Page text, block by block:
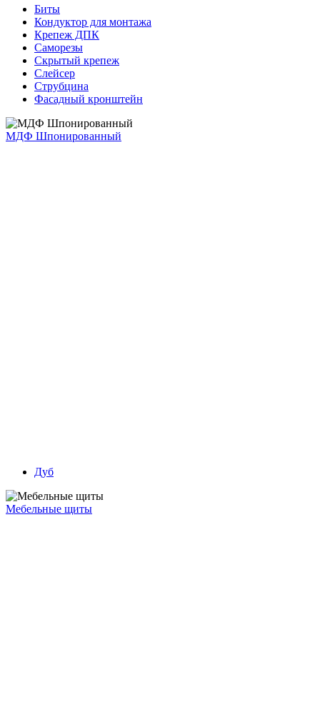
Биты
Кондуктор для монтажа
Крепеж ДПК
Саморезы
Скрытый крепеж
Слейсер
Струбцина
Фасадный кронштейн
МДФ Шпонированный
Дуб
Мебельные щиты